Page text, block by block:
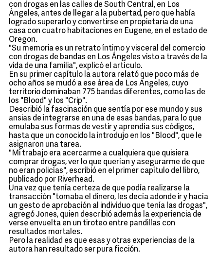
con drogas en las calles de South Central, en Los
Ángeles, antes de llegar a la pubertad, pero que había
logrado superarlo y convertirse en propietaria de una
casa con cuatro habitaciones en Eugene, en el estado de
Oregon.
"Su memoria es un retrato íntimo y visceral del comercio
con drogas de bandas en Los Ángeles visto a través de la
vida de una familia", explicó el artículo.
En su primer capítulo la autora relató que poco más de
ocho años se mudó a ese área de Los Ángeles, cuyo
territorio dominaban 775 bandas diferentes, como las de
los "Blood" y los "Crip".
Describió la fascinación que sentía por ese mundo y sus
ansias de integrarse en una de esas bandas, para lo que
emulaba sus formas de vestir y aprendía sus códigos,
hasta que un conocido la introdujo en los "Blood", que le
asignaron una tarea.
"Mi trabajo era acercarme a cualquiera que quisiera
comprar drogas, ver lo que querían y asegurarme de que
no eran policías", escribió en el primer capítulo del libro,
publicado por Riverhead.
Una vez que tenía certeza de que podía realizarse la
transacción "tomaba el dinero, les decía adonde ir y hacía
un gesto de aprobación al individuo que tenía las drogas",
agregó Jones, quien describió además la experiencia de
verse envuelta en un tiroteo entre pandillas con
resultados mortales.
Pero la realidad es que esas y otras experiencias de la
autora han resultado ser pura ficción.